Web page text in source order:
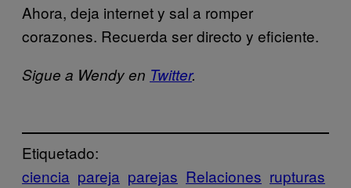
Ahora, deja internet y sal a romper
corazones. Recuerda ser directo y eficiente.
Sigue a Wendy en Twitter.
Etiquetado:
ciencia pareja parejas Relaciones rupturas